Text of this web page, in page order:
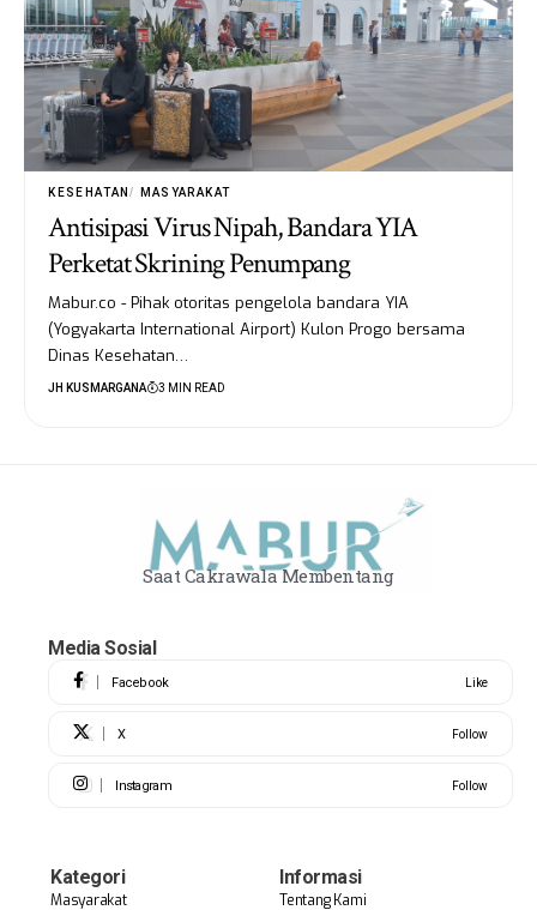
KESEHATAN MASYARAKAT
Antisipasi Virus Nipah, Bandara YIA
Perketat Skrining Penumpang
Mabur.co - Pihak otoritas pengelola bandara YIA
(Yogyakarta International Airport) Kulon Progo bersama
Dinas Kesehatan…
JH KUSMARGANA 3 MIN READ
Saat Cakrawala Membentang
Media Sosial
Facebook Like
X Follow
Instagram Follow
Kategori
Masyarakat
Informasi
Tentang Kami